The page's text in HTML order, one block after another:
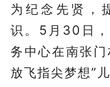
为纪念先贤，
识。5月30日
务中心在南张门
放飞指尖梦想”